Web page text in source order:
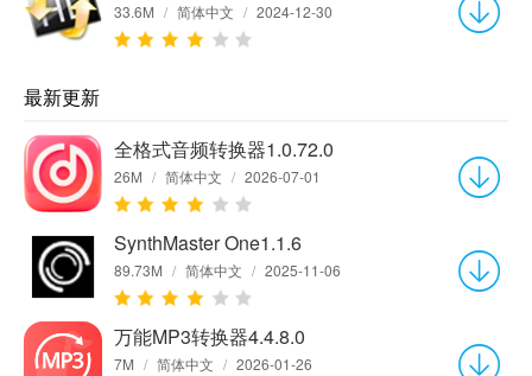
33.6M / 简体中文 / 2024-12-30
最新更新
全格式音频转换器1.0.72.0
26M / 简体中文 / 2026-07-01
SynthMaster One1.1.6
89.73M / 简体中文 / 2025-11-06
万能MP3转换器4.4.8.0
7M / 简体中文 / 2026-01-26